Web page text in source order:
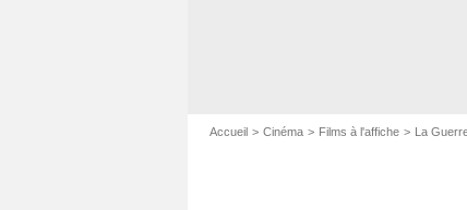
Accueil Cinéma Films à l'affiche La